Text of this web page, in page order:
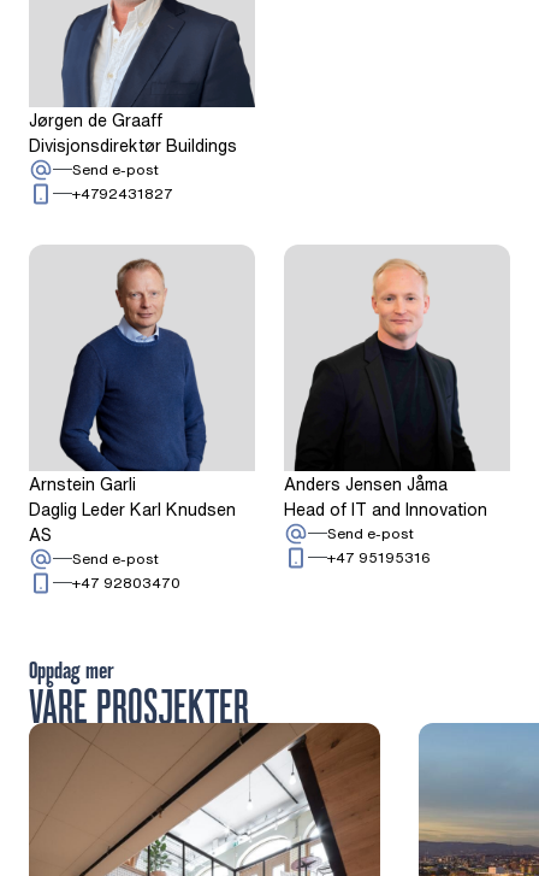
Jørgen de Graaff
Divisjonsdirektør Buildings
Send e-post: Jørgen de Graaff
+4792431827
Arnstein Garli
Daglig Leder Karl Knudsen
AS
Send e-post: Arnstein Garli
+47 92803470
Anders Jensen Jåma
Head of IT and Innovation
Send e-post: Anders Jensen
+47 95195316Ring: + 4 7 9 5
VÅRE PROSJEKTER
Oppdag mer